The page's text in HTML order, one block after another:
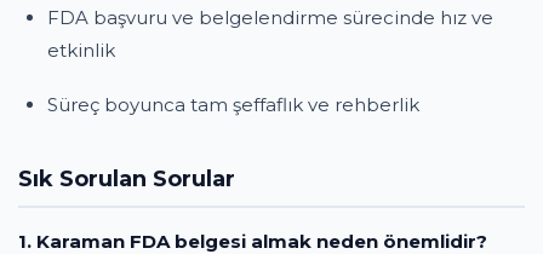
FDA başvuru ve belgelendirme sürecinde hız ve
etkinlik
Süreç boyunca tam şeffaflık ve rehberlik
Sık Sorulan Sorular
1. Karaman FDA belgesi almak neden önemlidir?